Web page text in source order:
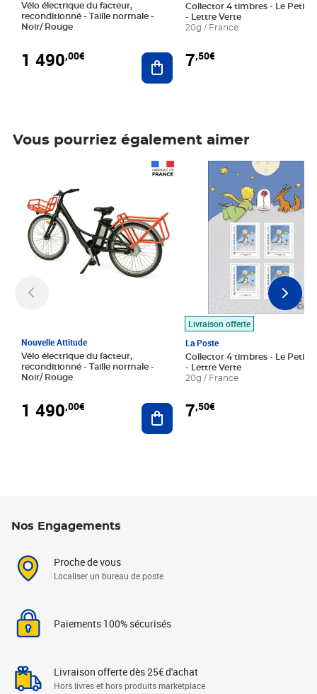
Vélo électrique du facteur,
reconditionné - Taille normale -
Noir/ Rouge
1 490,00€ Ajouter au panier
Collector 4 timbres - Le Petit
- Lettre Verte
20g / France
7,50€
Vous pourriez également aimer
Nouvelle Attitude
Vélo électrique du facteur,
reconditionné - Taille normale -
Noir/ Rouge
1 490,00€ Ajouter au panier
Livraison offerte
La Poste
Collector 4 timbres - Le Petit
- Lettre Verte
20g / France
7,50€
Prix 7,50€
Nos Engagements
Proche de vous
Localiser un bureau de poste
Paiements 100% sécurisés
Livraison offerte dès 25€ d'achat
Hors livres et hors produits marketplace